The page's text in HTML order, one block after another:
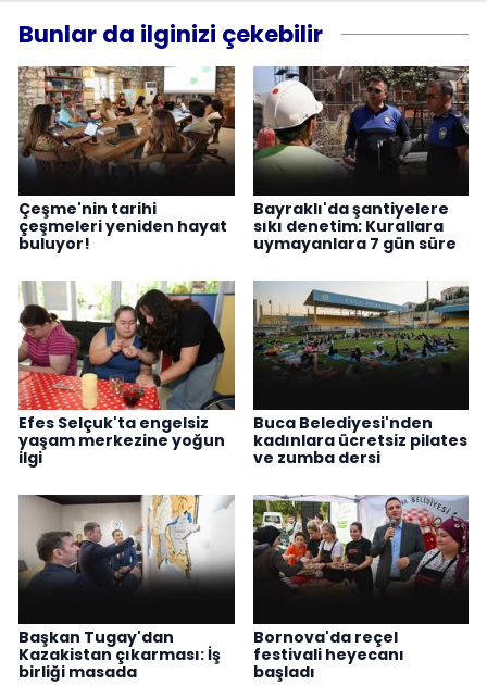
Bunlar da ilginizi çekebilir
Çeşme'nin tarihi
çeşmeleri yeniden hayat
buluyor!
Bayraklı'da şantiyelere
sıkı denetim: Kurallara
uymayanlara 7 gün süre
Efes Selçuk'ta engelsiz
yaşam merkezine yoğun
ilgi
Buca Belediyesi'nden
kadınlara ücretsiz pilates
ve zumba dersi
Başkan Tugay'dan
Kazakistan çıkarması: İş
birliği masada
Bornova'da reçel
festivali heyecanı
başladı